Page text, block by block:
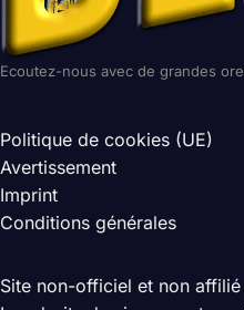
Ecoutez-nous avec de grandes
Politique de cookies (UE)
Avertissement
Imprint
Conditions générales
Site non-officiel et non